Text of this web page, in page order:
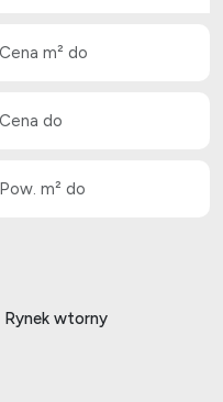
Rynek wtorny